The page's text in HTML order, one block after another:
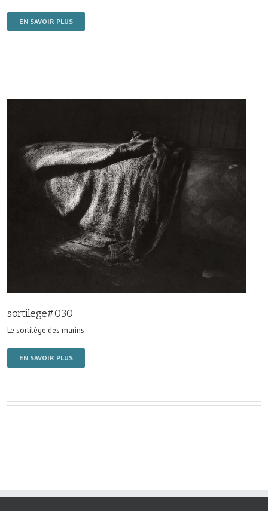
EN SAVOIR PLUS
sortilege#030
Le sortilège des marins
EN SAVOIR PLUS